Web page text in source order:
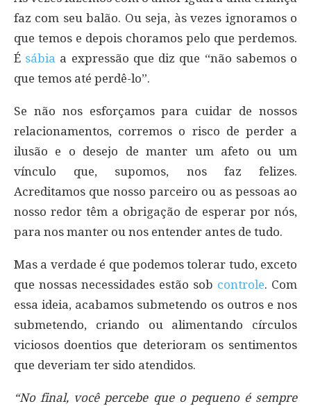
faz com seu balão. Ou seja, às vezes ignoramos o
que temos e depois choramos pelo que perdemos.
É sábia a expressão que diz que “não sabemos o
que temos até perdê-lo”.
Se não nos esforçamos para cuidar de nossos
relacionamentos, corremos o risco de perder a
ilusão e o desejo de manter um afeto ou um
vínculo que, supomos, nos faz felizes.
Acreditamos que nosso parceiro ou as pessoas ao
nosso redor têm a obrigação de esperar por nós,
para nos manter ou nos entender antes de tudo.
Mas a verdade é que podemos tolerar tudo, exceto
que nossas necessidades estão sob controle. Com
essa ideia, acabamos submetendo os outros e nos
submetendo, criando ou alimentando círculos
viciosos doentios que deterioram os sentimentos
que deveriam ter sido atendidos.
“No final, você percebe que o pequeno é sempre